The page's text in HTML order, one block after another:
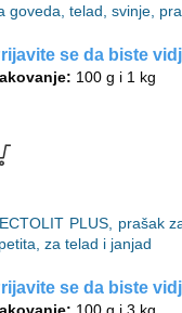
goveda, telad, svinje,
se da biste
100 g i 1 kg
PLUS, prašak
za telad i janjad
se da biste